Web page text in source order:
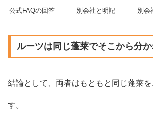
公式FAQの回答 別会社と明記 別会
ルーツは同じ蓬莱でそこから分
結論として、両者はもともと同じ蓬莱
す。